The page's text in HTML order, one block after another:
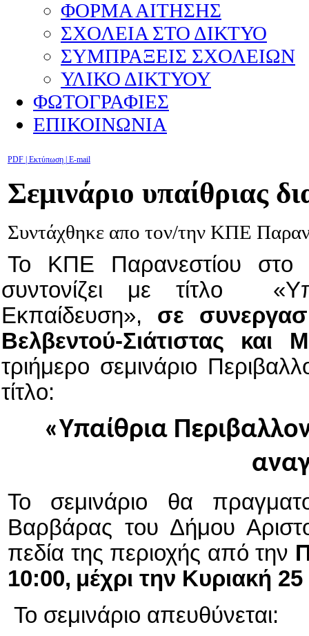
ΦΟΡΜΑ ΑΙΤΗΣΗΣ
ΣΧΟΛΕΙΑ ΣΤΟ ΔΙΚΤΥΟ
ΣΥΜΠΡΑΞΕΙΣ ΣΧΟΛΕΙΩΝ
ΥΛΙΚΟ ΔΙΚΤΥΟΥ
ΦΩΤΟΓΡΑΦΙΕΣ
ΕΠΙΚΟΙΝΩΝΙΑ
PDF | Εκτύπωση | E-mail
Σεμινάριο υπαίθριας
Συντάχθηκε απο τον/την ΚΠΕ
Το ΚΠΕ Παρανεστίου στο
συντονίζει με τίτλο
Εκπαίδευση»,
σε
Βελβεντού-Σιάτιστας και
τριήμερο σεμινάριο
τίτλο:
«Υπαίθρια
Το σεμινάριο θα
Βαρβάρας του Δήμου
πεδία της περιοχής από την
10:00, μέχρι την Κυριακή
Το σεμινάριο απευθύνεται: